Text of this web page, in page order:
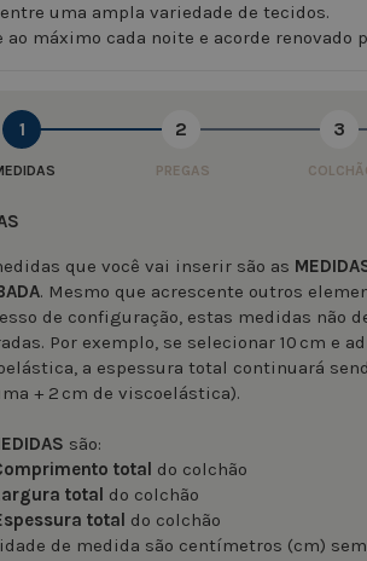
uma ampla variedade de tecidos.
ao máximo cada noite e acorde renovado
1 2
PREGAS
3
que você vai inserir são as
. Mesmo que acrescente outros
de configuração, estas medidas não
Por exemplo, se selecionar 10 cm e
a espessura total continuará
+ 2 cm de viscoelástica).
são:
total do colchão
total do colchão
total do colchão
de medida são centímetros (cm)